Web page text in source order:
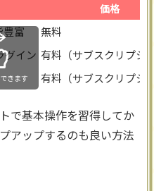
価格
豊富
無料
グイン 有料（サブスクリプシ
有料（サブスクリプシ
きます
で基本操作を習得してか
アップするのも良い方法